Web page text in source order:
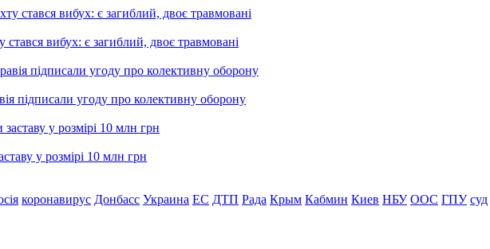
вибух: є загиблий, двоє травмовані
підписали угоду про колективну оборону
у розмірі 10 млн грн
коронавирус Донбасс Украина ЕС ДТП Рада Крым Кабмин Киев НБУ ООС ГПУ суд